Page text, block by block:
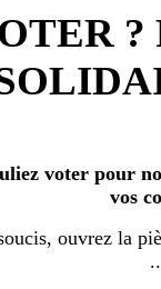
?
voter pour
vos
ouvrez la